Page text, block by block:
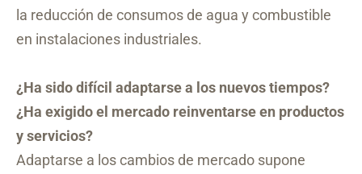
la reducción de consumos de agua y combustible
en instalaciones industriales.
¿Ha sido difícil adaptarse a los nuevos tiempos?
¿Ha exigido el mercado reinventarse en productos
y servicios?
Adaptarse a los cambios de mercado supone